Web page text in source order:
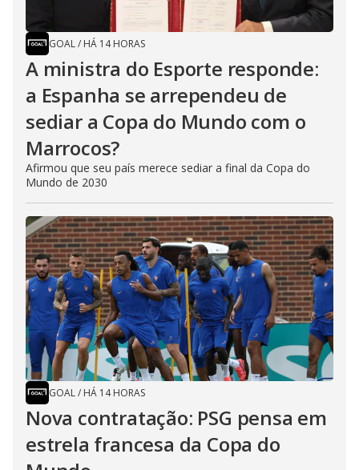
GOAL/ HÁ 14 HORAS
A ministra do Esporte responde:
a Espanha se arrependeu de
sediar a Copa do Mundo com o
Marrocos?
Afirmou que seu país merece sediar a final da Copa do
Mundo de 2030
GOAL/ HÁ 14 HORAS
Nova contratação: PSG pensa em
estrela francesa da Copa do